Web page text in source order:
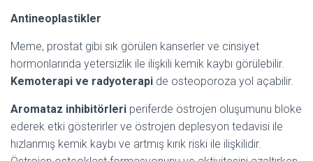
Antineoplastikler
Meme, prostat gibi sık görülen kanserler ve cinsiyet
hormonlarında yetersizlik ile ilişkili kemik kaybı görülebilir.
Kemoterapi ve radyoterapi de osteoporoza yol açabilir.
Aromataz inhibitörleri periferde östrojen oluşumunu bloke
ederek etki gösterirler ve östrojen deplesyon tedavisi ile
hızlanmış kemik kaybı ve artmış kırık riski ile ilişkilidir.